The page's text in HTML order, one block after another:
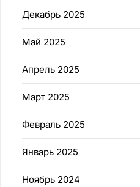
Декабрь 2025
Май 2025
Апрель 2025
Март 2025
Февраль 2025
Январь 2025
Ноябрь 2024